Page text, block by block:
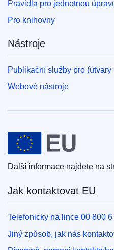
Pravidla pro jednotnou
Pro knihovny
Nástroje
Publikační služby pro (útvary
Webové nástroje
Evropská unie
Další informace najdete na
Jak kontaktovat EU
Telefonicky na lince 00 800 6
Jiný způsob, jak nás